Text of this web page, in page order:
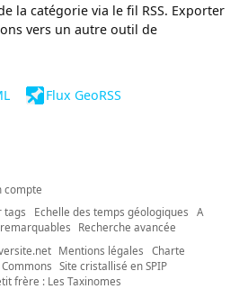
la catégorie via le fil RSS. Exporter
vers un autre outil de
Flux GeoRSS
compte
tags Echelle des temps géologiques
A
Recherche avancée
Mentions légales
Charte
Site cristallisé en SPIP
frère : Les Taxinomes